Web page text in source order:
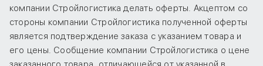
компании Стройлогистика делать оферты. Акцептом со
стороны компании Стройлогистика полученной оферты
является подтверждение заказа с указанием товара и
его цены. Сообщение компании Стройлогистика о цене